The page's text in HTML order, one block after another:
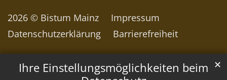
Ihre Einstellungsmöglichkeiten beim ✕
2026 © Bistum Mainz
Impressum
Datenschutzerklärung
Barrierefreiheit